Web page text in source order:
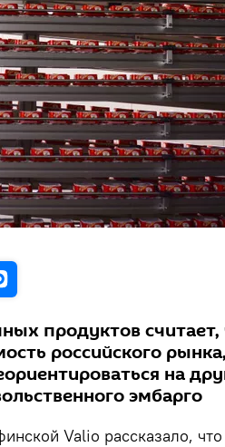
продуктов считает,
российского рынка,
на
эмбарго
Valio рассказало, что